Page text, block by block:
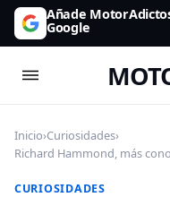
Añade
Google
Inicio›Curiosidades›
Richard Hammond, más
CURIOSIDADES